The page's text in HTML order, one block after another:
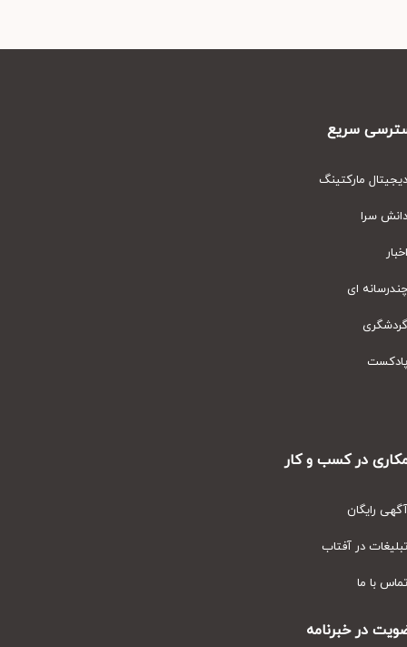
سریع
مارکتینگ
سرا
ای
در کسب و کار
رایگان
در آفتاب
با ما
در خبرنامه